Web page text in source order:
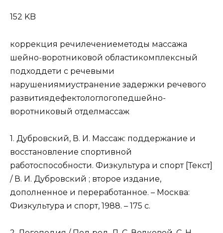
152 KB
коррекция речилечениеметоды массажа
шейно-воротниковой областикомплексный
подходдети с речевыми
нарушениямиустранение задержки речевого
развитиядефектологлогопедшейно-
воротниковый отделмассаж
1. Дубровский, В. И. Массаж: поддержание и
восстановление спортивной
работоспособности. Физкультура и спорт [Текст]
/ В. И. Дубровский ; второе издание,
дополненное и переработанное. – Москва:
Физкультура и спорт, 1988. – 175 с.